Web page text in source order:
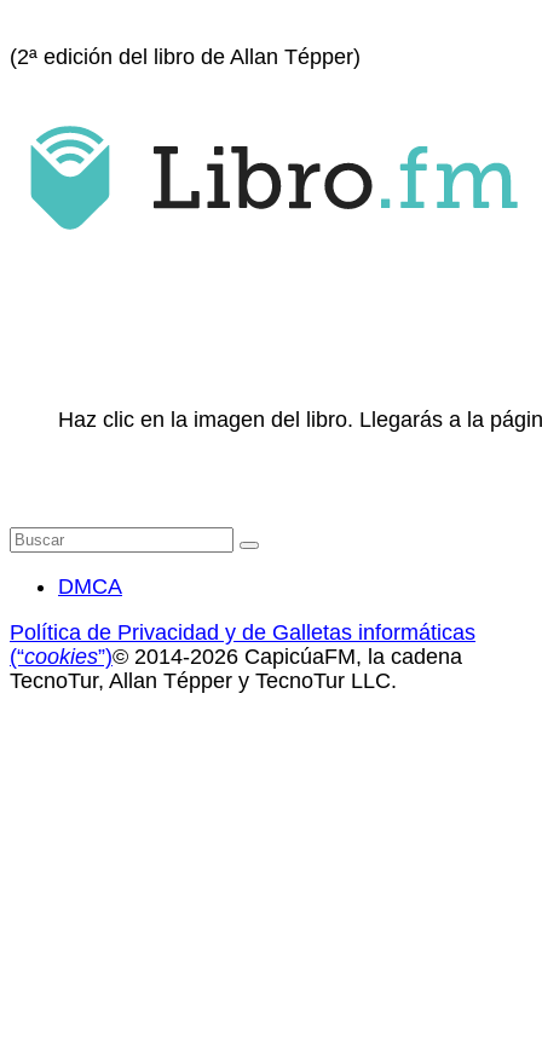
(2ª edición del libro de Allan Tépper)
Haz clic en la imagen del libro. Llegarás a la
Buscar
por:
DMCA
Política de Privacidad y de Galletas informáticas
(“cookies”)© 2014-2026 CapicúaFM, la cadena
TecnoTur, Allan Tépper y TecnoTur LLC.